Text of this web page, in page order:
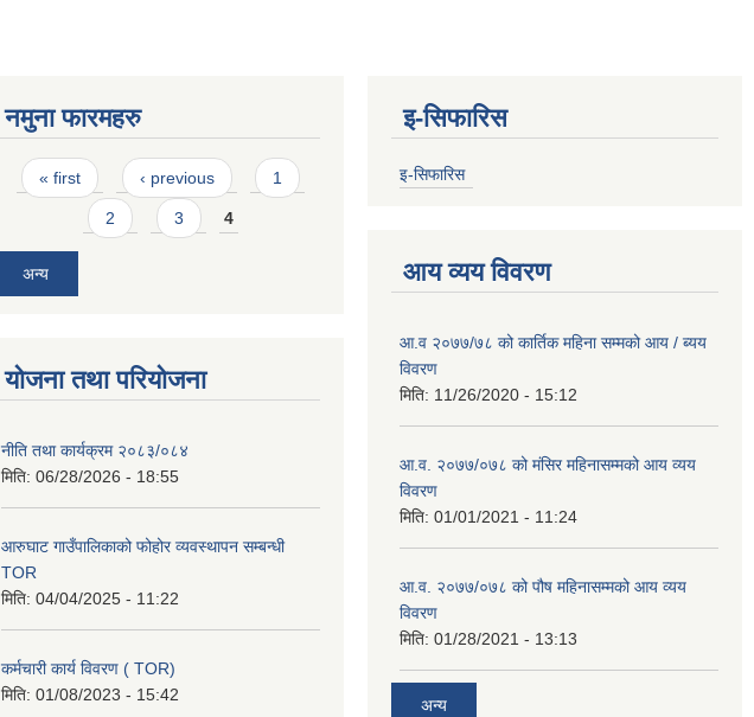
नमुना फारमहरु
Pages
« first ‹ previous 1
2 3 4
अन्य
योजना तथा परियोजना
नीति तथा कार्यक्रम २०८३/०८४
मिति: 06/28/2026 - 18:55
आरुघाट गाउँपालिकाको फोहोर व्यवस्थापन सम्बन्धी
TOR
मिति: 04/04/2025 - 11:22
कर्मचारी कार्य विवरण ( TOR)
मिति: 01/08/2023 - 15:42
इ-सिफारिस
इ-सिफारिस
आय व्यय विवरण
आ.व २०७७/७८ को कार्तिक महिना सम्मको आय / ब्यय
विवरण
मिति: 11/26/2020 - 15:12
आ.व. २०७७/०७८ को मंसिर महिनासम्मको आय व्यय
विवरण
मिति: 01/01/2021 - 11:24
आ.व. २०७७/०७८ को पौष महिनासम्मको आय व्यय
विवरण
मिति: 01/28/2021 - 13:13
अन्य